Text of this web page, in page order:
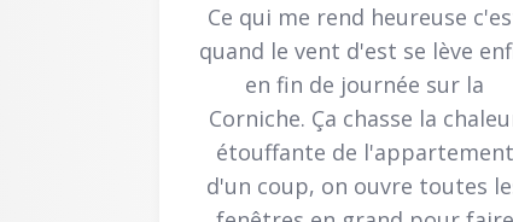
Ce qui me rend heureuse
quand le vent d'est se lève
en fin de journée sur la
Corniche. Ça chasse la
étouffante de l'appartement
d'un coup, on ouvre toutes